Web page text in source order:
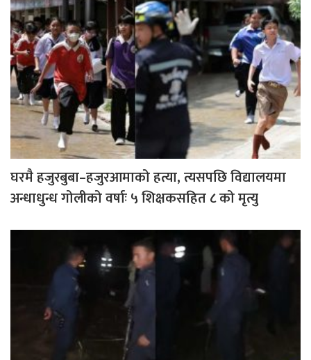
घरमै हजुरबुबा–हजुरआमाको हत्या, त्यसपछि विद्यालयमा
अन्धाधुन्ध गोलीको वर्षाः ५ शिक्षकसहित ८ को मृत्यु